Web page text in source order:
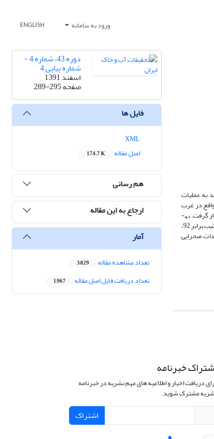
ورود به سامانه ENGLISH
به عملیات
در غرب
استان گیلان، استفاده شد. بر اساساین روش،ترکیب مناسبی از عناصر ژئوشیمیایی، سزیم 137، کربن آلی، نیتروژن و فسفر، برای تفکیک انواع کاربری­ها مورد استفاده قرار گرفت. به­
کارگیری مدل چندمتغیره کمّی نشان داد که میانگین سهم هر یک از کاربری­هاشامل دیواره خندق، مراتع تخریب شده، مراتع دارای پوشش و جنگل در تولید رسوب، به ترتیب برابر 92،
مدل بود.مشاهدات صحرایی
دوره 43، شماره 4 -
شماره پیاپی 4
اسفند 1391
صفحه289-295
فایل ها
اصل مقاله
174.7 K
هم رسانی
ارجاع به این مقاله
آمار
تعداد مشاهده مقاله 3,029
تعداد دریافت فایل اصل مقاله 1,967
خبرنامه
دریافت اخبار و اطلاعیه های مهم نشریه در خبرنامه
مشترک شوید.
اشتراک